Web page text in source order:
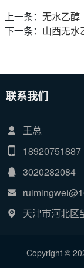
上一条： 无水乙醇
下一条： 山西无水
联系我们
王总
18920751887
3020282084
天津市河北区
Copyright ©